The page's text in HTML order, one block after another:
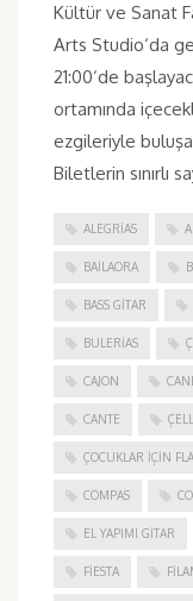
Kültür ve Sanat
Arts Studio‘da
21:00‘de
ortamında
ezgileriyle
Biletlerin sınırlı
ALEGRIAS
BAILAORA
BASS GITAR
BULERIAS
CAJON
CANTE
ÇOCUKLAR IÇIN
COMPAS
EL YAPIMI GITAR
FIESTA